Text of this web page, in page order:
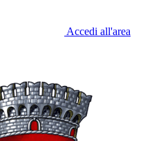
Accedi all'area